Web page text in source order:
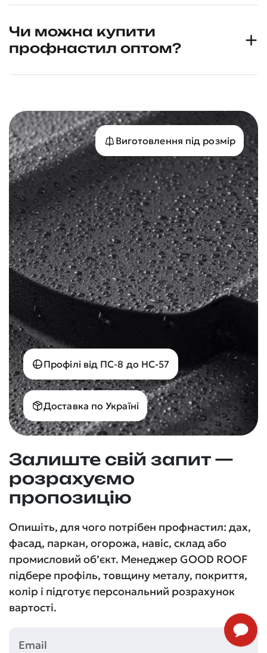
Чи можна купити
профнастил оптом?
Виготовлення під розмір
Профілі від ПС-8 до НС-57
Доставка по Україні
Залиште свій запит —
розрахуємо
пропозицію
Опишіть, для чого потрібен профнастил: дах,
фасад, паркан, огорожа, навіс, склад або
промисловий об’єкт. Менеджер GOOD ROOF
підбере профіль, товщину металу, покриття,
колір і підготує персональний розрахунок
вартості.